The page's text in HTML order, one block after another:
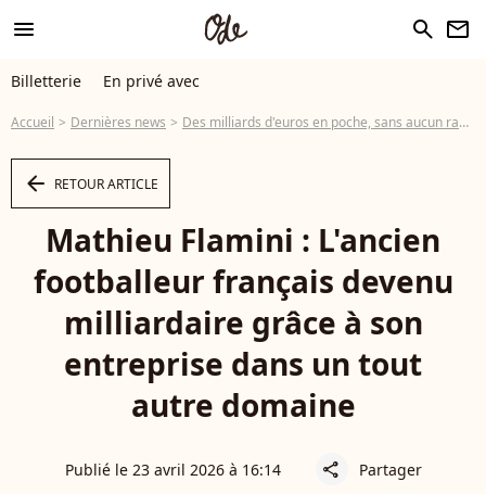
menu search newsletter
Billetterie En privé avec
Accueil Dernières news Des milliards d'euros en poche, sans aucun rapport avec sa carrière ! Cet ancien footballeur français a fait fortune en biochimie
arrow_left RETOUR ARTICLE
Mathieu Flamini : L'ancien
footballeur français devenu
milliardaire grâce à son
entreprise dans un tout
autre domaine
Publié le 23 avril 2026 à 16:14 share Partager